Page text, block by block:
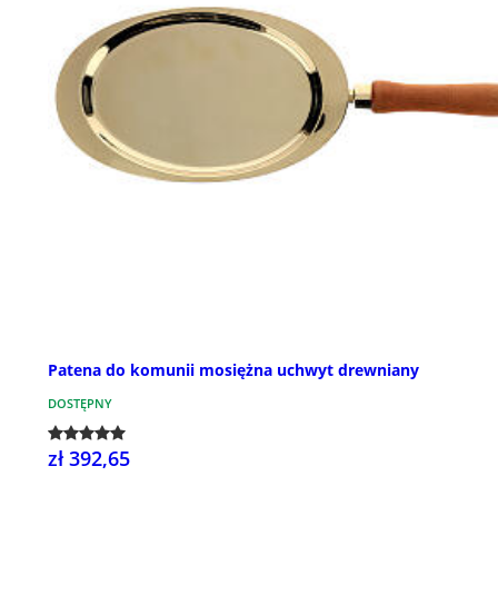
Patena do komunii mosiężna uchwyt drewniany
DOSTĘPNY
zł 392,65